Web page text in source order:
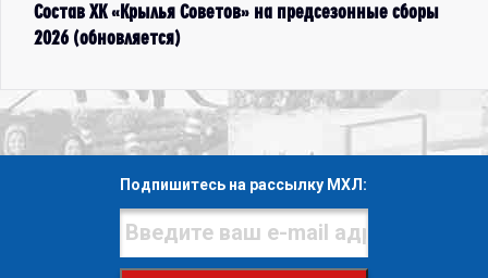
Состав ХК «Крылья Советов» на предсезонные сборы
2026 (обновляется)
Подпишитесь на рассылку МХЛ: